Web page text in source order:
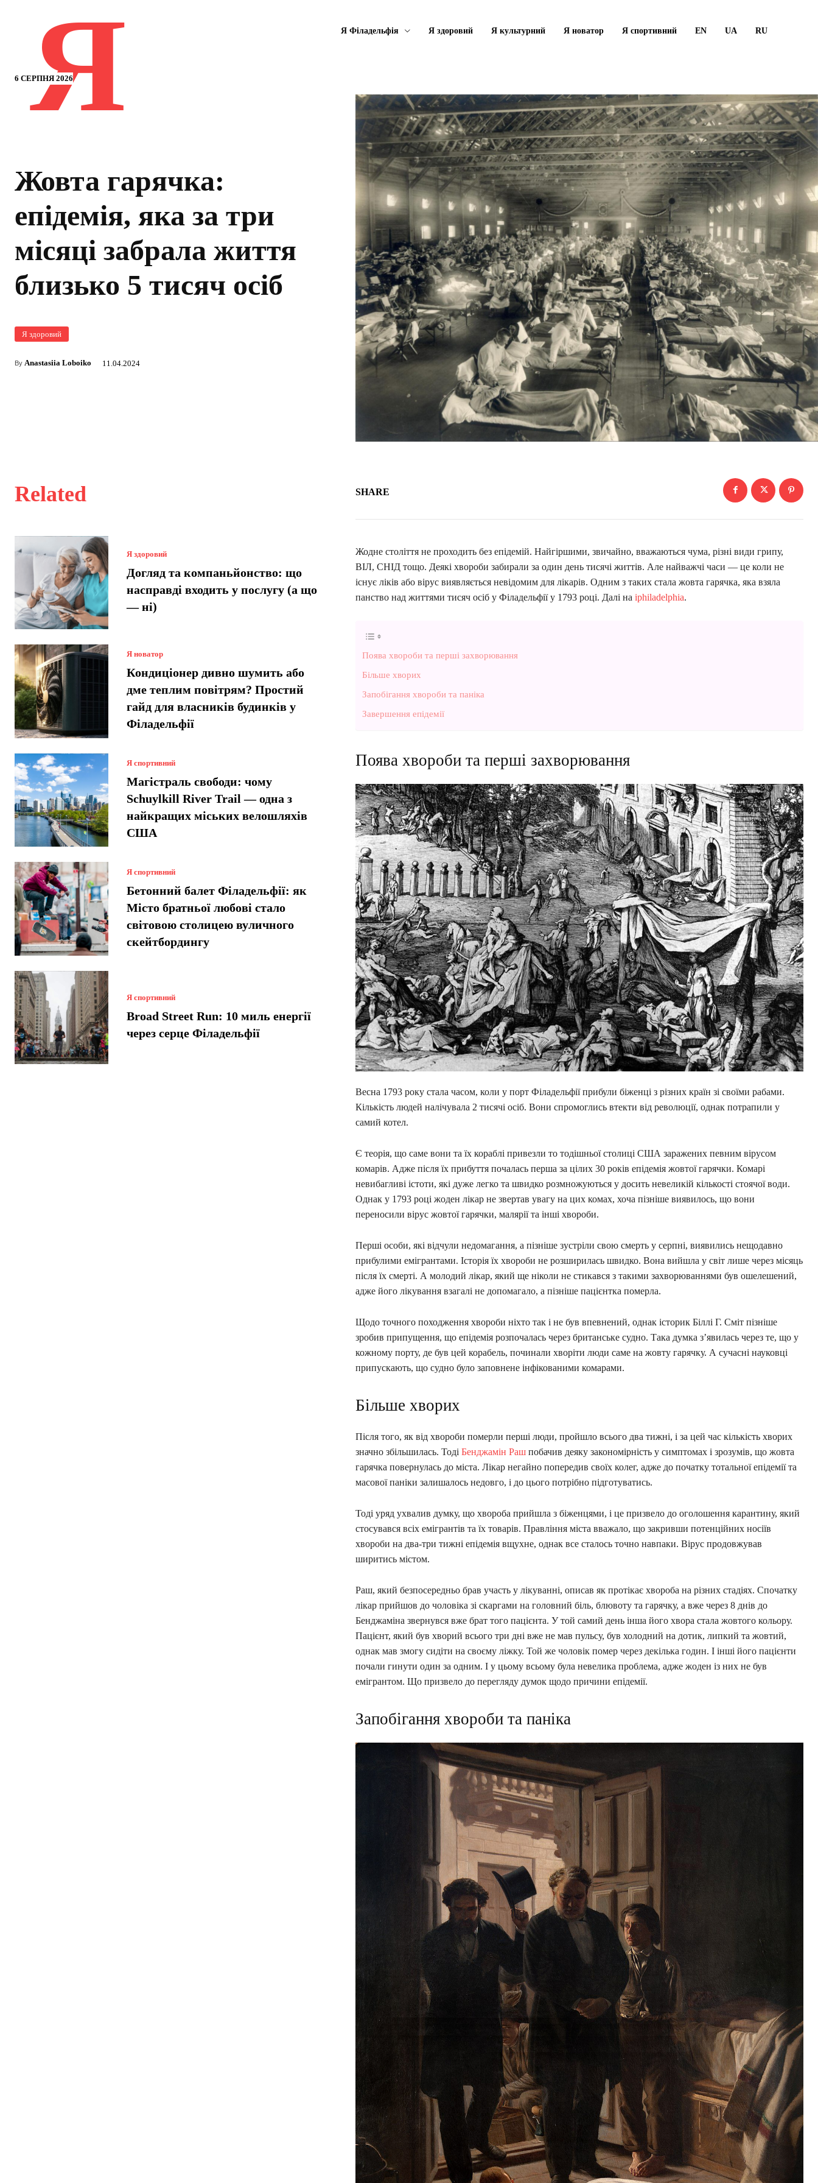
6 СЕРПНЯ 2026
Я Я Філадельфія Я здоровий Я культурний Я новатор Я спортивний EN UA RU
Жовта гарячка:
епідемія, яка за три
місяці забрала життя
близько 5 тисяч осіб
Я здоровий
By Anastasiia Loboiko 11.04.2024
Related
Я здоровий
Догляд та компаньйонство: що
насправді входить у послугу (а що
— ні)
Я новатор
Кондиціонер дивно шумить або
дме теплим повітрям? Простий
гайд для власників будинків у
Філадельфії
Я спортивний
Магістраль свободи: чому
Schuylkill River Trail — одна з
найкращих міських велошляхів
США
Я спортивний
Бетонний балет Філадельфії: як
Місто братньої любові стало
світовою столицею вуличного
скейтбордингу
Я спортивний
Broad Street Run: 10 миль енергії
через серце Філадельфії
SHARE
Жодне століття не проходить без епідемій. Найгіршими, звичайно, вважаються чума, різні види грипу,
ВІЛ, СНІД тощо. Деякі хвороби забирали за один день тисячі життів. Але найважчі часи — це коли не
існує ліків або вірус виявляється невідомим для лікарів. Одним з таких стала жовта гарячка, яка взяла
панство над життями тисяч осіб у Філадельфії у 1793 році. Далі на iphiladelphia.
Поява хвороби та перші захворювання
Більше хворих
Запобігання хвороби та паніка
Завершення епідемії
Поява хвороби та перші захворювання
Весна 1793 року стала часом, коли у порт Філадельфії прибули біженці з різних країн зі своїми рабами.
Кількість людей налічувала 2 тисячі осіб. Вони спромоглись втекти від революції, однак потрапили у
самий котел.
Є теорія, що саме вони та їх кораблі привезли то тодішньої столиці США заражених певним вірусом
комарів. Адже після їх прибуття почалась перша за цілих 30 років епідемія жовтої гарячки. Комарі
невибагливі істоти, які дуже легко та швидко розмножуються у досить невеликій кількості стоячої води.
Однак у 1793 році жоден лікар не звертав увагу на цих комах, хоча пізніше виявилось, що вони
переносили вірус жовтої гарячки, малярії та інші хвороби.
Перші особи, які відчули недомагання, а пізніше зустріли свою смерть у серпні, виявились нещодавно
прибулими емігрантами. Історія їх хвороби не розширилась швидко. Вона вийшла у світ лише через місяць
після їх смерті. А молодий лікар, який ще ніколи не стикався з такими захворюваннями був ошелешений,
адже його лікування взагалі не допомагало, а пізніше пацієнтка померла.
Щодо точного походження хвороби ніхто так і не був впевнений, однак історик Біллі Г. Сміт пізніше
зробив припущення, що епідемія розпочалась через британське судно. Така думка з’явилась через те, що у
кожному порту, де був цей корабель, починали хворіти люди саме на жовту гарячку. А сучасні науковці
припускають, що судно було заповнене інфікованими комарами.
Більше хворих
Після того, як від хвороби померли перші люди, пройшло всього два тижні, і за цей час кількість хворих
значно збільшилась. Тоді Бенджамін Раш побачив деяку закономірність у симптомах і зрозумів, що жовта
гарячка повернулась до міста. Лікар негайно попередив своїх колег, адже до початку тотальної епідемії та
масової паніки залишалось недовго, і до цього потрібно підготуватись.
Тоді уряд ухвалив думку, що хвороба прийшла з біженцями, і це призвело до оголошення карантину, який
стосувався всіх емігрантів та їх товарів. Правління міста вважало, що закривши потенційних носіїв
хвороби на два-три тижні епідемія вщухне, однак все сталось точно навпаки. Вірус продовжував
ширитись містом.
Раш, який безпосередньо брав участь у лікуванні, описав як протікає хвороба на різних стадіях. Спочатку
лікар прийшов до чоловіка зі скаргами на головний біль, блювоту та гарячку, а вже через 8 днів до
Бенджаміна звернувся вже брат того пацієнта. У той самий день інша його хвора стала жовтого кольору.
Пацієнт, який був хворий всього три дні вже не мав пульсу, був холодний на дотик, липкий та жовтий,
однак мав змогу сидіти на своєму ліжку. Той же чоловік помер через декілька годин. І інші його пацієнти
почали гинути один за одним. І у цьому всьому була невелика проблема, адже жоден із них не був
емігрантом. Що призвело до перегляду думок щодо причини епідемії.
Запобігання хвороби та паніка